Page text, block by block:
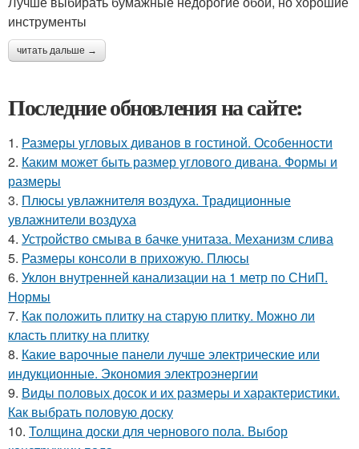
инструменты
читать дальше →
Последние обновления на сайте:
1. Размеры угловых диванов в гостиной. Особенности
2. Каким может быть размер углового дивана. Формы и
размеры
3. Плюсы увлажнителя воздуха. Традиционные
увлажнители воздуха
4. Устройство смыва в бачке унитаза. Механизм слива
5. Размеры консоли в прихожую. Плюсы
6. Уклон внутренней канализации на 1 метр по СНиП.
Нормы
7. Как положить плитку на старую плитку. Можно ли
класть плитку на плитку
8. Какие варочные панели лучше электрические или
индукционные. Экономия электроэнергии
9. Виды половых досок и их размеры и характеристики.
Как выбрать половую доску
10. Толщина доски для чернового пола. Выбор